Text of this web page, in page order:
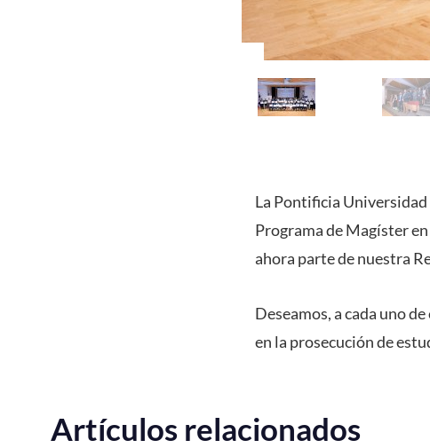
La Pontificia
Programa de Magíster
ahora parte de nuestra
Deseamos, a cada uno
en la prosecución de
Artículos relacionados